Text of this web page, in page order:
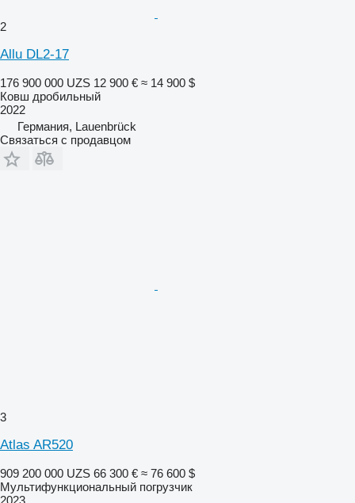
2
Allu DL2-17
176 900 000 UZS 12 900 € ≈ 14 900 $
Ковш дробильный
2022
Германия, Lauenbrück
Связаться с продавцом
3
Atlas AR520
909 200 000 UZS 66 300 € ≈ 76 600 $
Мультифункциональный погрузчик
2023